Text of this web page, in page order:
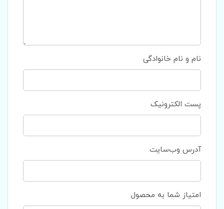
نام و نام خانوادگی
پست الکترونیک
آدرس وب‌سایت
امتیاز شما به محصول